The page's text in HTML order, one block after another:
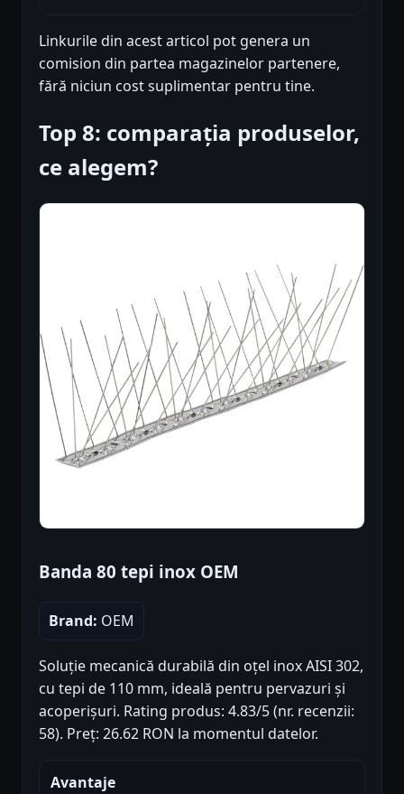
Linkurile din acest articol pot genera un
comision din partea magazinelor partenere,
fără niciun cost suplimentar pentru tine.
Top 8: comparația produselor,
ce alegem?
Banda 80 tepi inox OEM
Brand: OEM
Soluție mecanică durabilă din oțel inox AISI 302,
cu tepi de 110 mm, ideală pentru pervazuri și
acoperișuri. Rating produs: 4.83/5 (nr. recenzii:
58). Preț: 26.62 RON la momentul datelor.
Avantaje